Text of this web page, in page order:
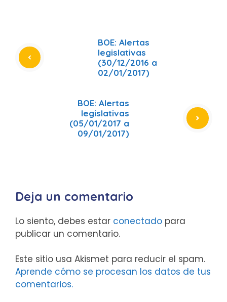
BOE: Alertas
legislativas
(30/12/2016 a
02/01/2017)
BOE: Alertas
legislativas
(05/01/2017 a
09/01/2017)
Deja un comentario
Lo siento, debes estar conectado para
publicar un comentario.
Este sitio usa Akismet para reducir el spam.
Aprende cómo se procesan los datos de tus
comentarios.